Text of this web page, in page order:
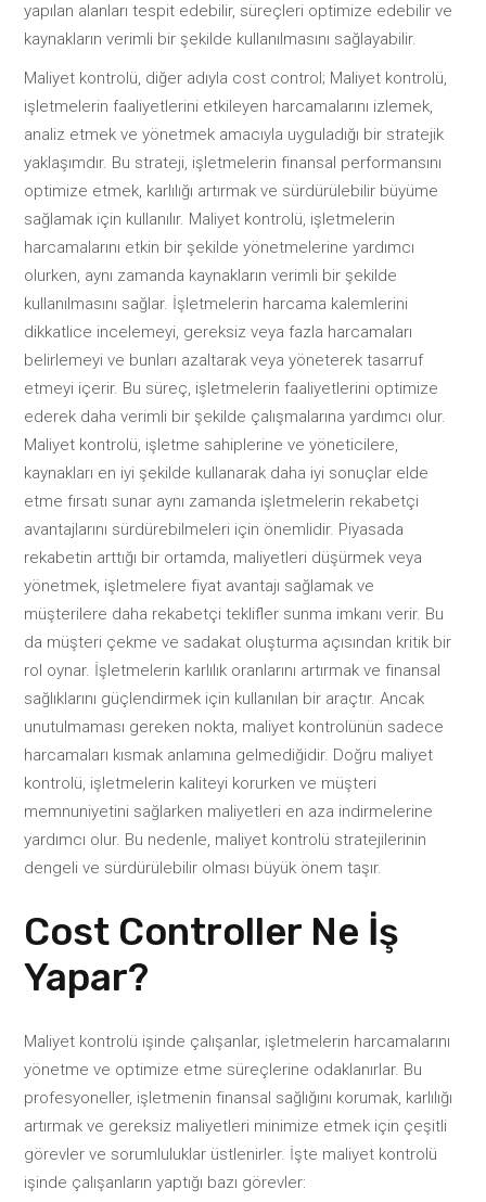
yapılan alanları tespit edebilir, süreçleri optimize edebilir ve
kaynakların verimli bir şekilde kullanılmasını sağlayabilir.
Maliyet kontrolü, diğer adıyla cost control; Maliyet kontrolü,
işletmelerin faaliyetlerini etkileyen harcamalarını izlemek,
analiz etmek ve yönetmek amacıyla uyguladığı bir stratejik
yaklaşımdır. Bu strateji, işletmelerin finansal performansını
optimize etmek, karlılığı artırmak ve sürdürülebilir büyüme
sağlamak için kullanılır. Maliyet kontrolü, işletmelerin
harcamalarını etkin bir şekilde yönetmelerine yardımcı
olurken, aynı zamanda kaynakların verimli bir şekilde
kullanılmasını sağlar. İşletmelerin harcama kalemlerini
dikkatlice incelemeyi, gereksiz veya fazla harcamaları
belirlemeyi ve bunları azaltarak veya yöneterek tasarruf
etmeyi içerir. Bu süreç, işletmelerin faaliyetlerini optimize
ederek daha verimli bir şekilde çalışmalarına yardımcı olur.
Maliyet kontrolü, işletme sahiplerine ve yöneticilere,
kaynakları en iyi şekilde kullanarak daha iyi sonuçlar elde
etme fırsatı sunar aynı zamanda işletmelerin rekabetçi
avantajlarını sürdürebilmeleri için önemlidir. Piyasada
rekabetin arttığı bir ortamda, maliyetleri düşürmek veya
yönetmek, işletmelere fiyat avantajı sağlamak ve
müşterilere daha rekabetçi teklifler sunma imkanı verir. Bu
da müşteri çekme ve sadakat oluşturma açısından kritik bir
rol oynar. İşletmelerin karlılık oranlarını artırmak ve finansal
sağlıklarını güçlendirmek için kullanılan bir araçtır. Ancak
unutulmaması gereken nokta, maliyet kontrolünün sadece
harcamaları kısmak anlamına gelmediğidir. Doğru maliyet
kontrolü, işletmelerin kaliteyi korurken ve müşteri
memnuniyetini sağlarken maliyetleri en aza indirmelerine
yardımcı olur. Bu nedenle, maliyet kontrolü stratejilerinin
dengeli ve sürdürülebilir olması büyük önem taşır.
Cost Controller Ne İş
Yapar?
Maliyet kontrolü işinde çalışanlar, işletmelerin harcamalarını
yönetme ve optimize etme süreçlerine odaklanırlar. Bu
profesyoneller, işletmenin finansal sağlığını korumak, karlılığı
artırmak ve gereksiz maliyetleri minimize etmek için çeşitli
görevler ve sorumluluklar üstlenirler. İşte maliyet kontrolü
işinde çalışanların yaptığı bazı görevler: